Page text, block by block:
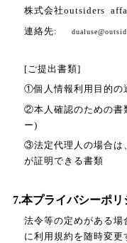
株式会社outsiders
連絡先:
[ご提出書類]
①個人情報利用目的の
②本人確認のための書
ー)
③法定代理人の場合は
が証明できる書類
7.本プライバシーポリ
法令等の定めがある場
に利用規約を随時変